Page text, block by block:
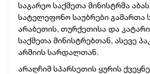
საგარეო საქმეთა მინისტრმა
სატელეფონო საუბრები გამართა
არაბეთის, თურქეთისა და
საქმეთა მინისტრებთან, ასევე
არმიის სარდალთან.
არაღჩიმ სპარსეთის ყურის